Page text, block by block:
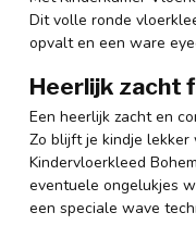
Dit volle ronde
opvalt en een ware
Heerlijk zacht
Een heerlijk zacht en
Zo blijft je kindje
Kindervloerkleed
eventuele ongelukjes
een speciale wave